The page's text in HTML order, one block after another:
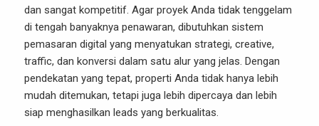
dan sangat kompetitif. Agar proyek Anda tidak tenggelam
di tengah banyaknya penawaran, dibutuhkan sistem
pemasaran digital yang menyatukan strategi, creative,
traffic, dan konversi dalam satu alur yang jelas. Dengan
pendekatan yang tepat, properti Anda tidak hanya lebih
mudah ditemukan, tetapi juga lebih dipercaya dan lebih
siap menghasilkan leads yang berkualitas.